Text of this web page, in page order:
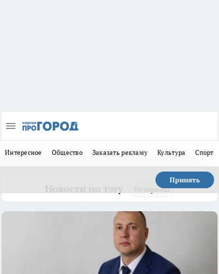
Интересное Общество Заказать рекламу Культура Спорт
Принять
Ветераны